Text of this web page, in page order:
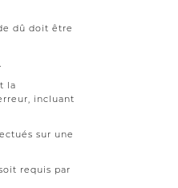
dû doit être
la
incluant
sur une
requis par